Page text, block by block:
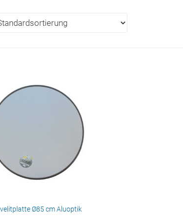
Ø85 cm Aluoptik